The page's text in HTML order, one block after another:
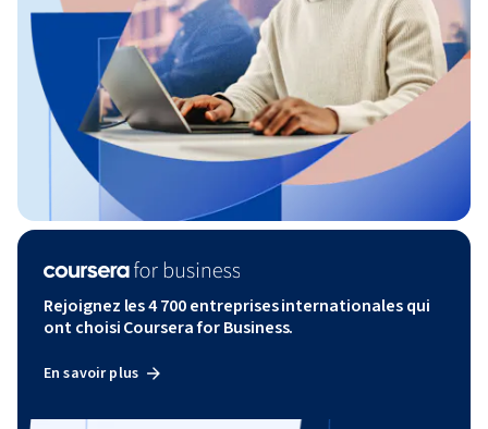
Rejoignez les 4 700 entreprises internationales qui
ont choisi Coursera for Business.
En savoir plus